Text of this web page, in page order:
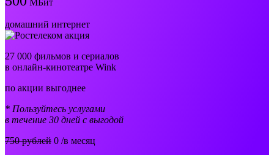
МБит
домашний интернет
27 000 фильмов и сериалов
в онлайн-кинотеатре Wink
по акции выгоднее
* Пользуйтесь услугами
в течение 30 дней с выгодой
750 рублей 0 /в месяц